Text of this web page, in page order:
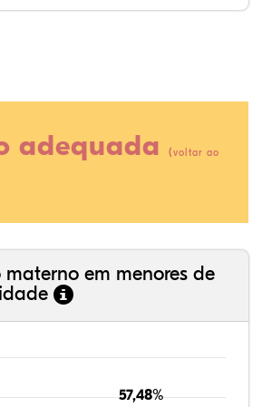
adequada (voltar ao
em menores de
57,48%
57,48%